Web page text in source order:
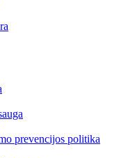
prevencijos politika